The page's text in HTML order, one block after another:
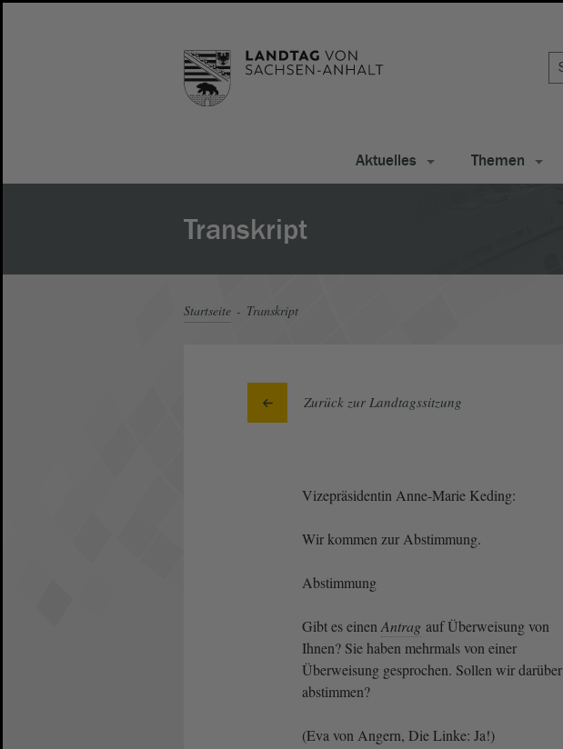
Aktuelles Themen
Transkript
Startseite Transkript
Zurück zur Landtagssitzung
Vizepräsidentin Anne-Marie Keding:
Wir kommen zur Abstimmung.
Abstimmung
Gibt es einen Antrag auf Überweisung von
Ihnen? Sie haben mehrmals von einer
Überweisung gesprochen. Sollen wir darüber
abstimmen?
(Eva von Angern, Die Linke: Ja!)